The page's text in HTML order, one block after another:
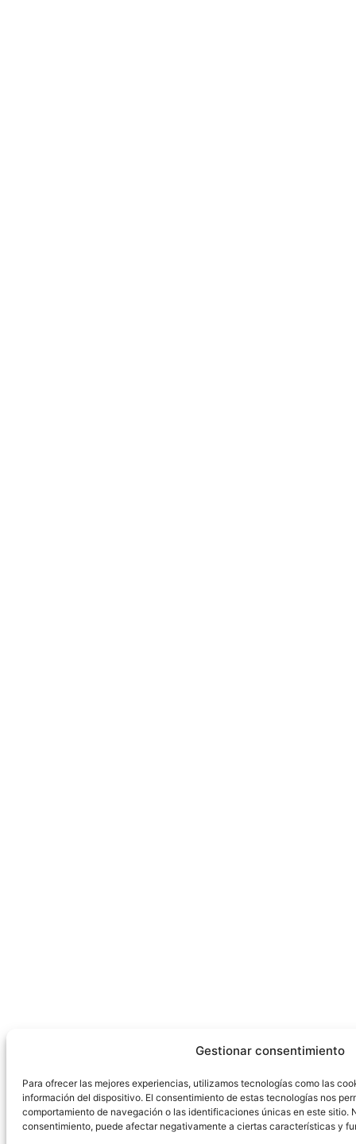
Gestionar consentimiento
Para ofrecer las mejores experiencias, utilizamos tecnologías como las
información del dispositivo. El consentimiento de estas tecnologías nos
comportamiento de navegación o las identificaciones únicas en este sitio.
consentimiento, puede afectar negativamente a ciertas características y